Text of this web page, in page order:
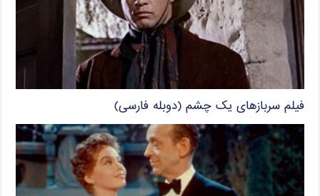
فیلم سربازهای یک چشم (دوبله فارسی)